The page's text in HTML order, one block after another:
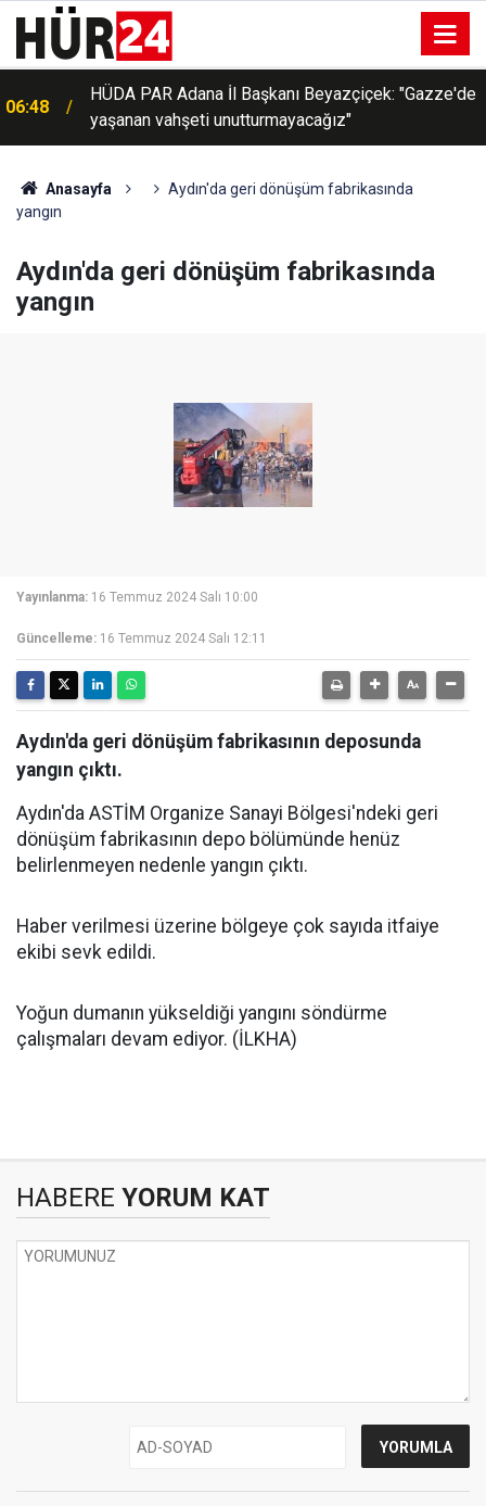
06:48
HÜDA PAR Adana İl Başkanı Beyazçiçek: "Gazze'de
yaşanan vahşeti unutturmayacağız"
Anasayfa
Aydın'da geri dönüşüm fabrikasında
yangın
Aydın'da geri dönüşüm fabrikasında
yangın
Yayınlanma: 16 Temmuz 2024 Salı 10:00
Güncelleme: 16 Temmuz 2024 Salı 12:11
Aydın'da geri dönüşüm fabrikasının deposunda
yangın çıktı.
Aydın'da ASTİM Organize Sanayi Bölgesi'ndeki geri
dönüşüm fabrikasının depo bölümünde henüz
belirlenmeyen nedenle yangın çıktı.
Haber verilmesi üzerine bölgeye çok sayıda itfaiye
ekibi sevk edildi.
Yoğun dumanın yükseldiği yangını söndürme
çalışmaları devam ediyor. (İLKHA)
HABERE YORUM KAT